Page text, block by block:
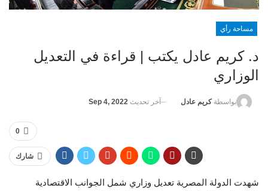
مساحة رأي
د. كريم عادل يكتب | قراءة في التعديل
الوزاري
بواسطةكريم عادل آخر تحديث Sep 4, 2022
0
شارك
شهدت الدولة المصرية تعديل وزاري شمل الجوانب الاقتصادية